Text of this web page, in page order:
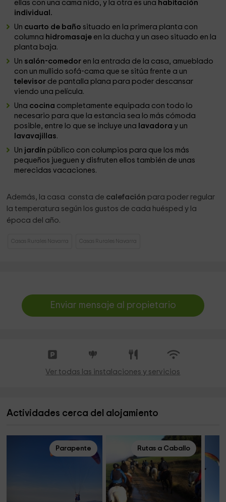
ellas con una cama nido, y la otra es una habitación
individual.
Un cuarto de baño situado en la primera planta con
columna hidromasaje en la ducha y un aseo situado en la
planta baja.
Un salón-comedor en la entrada de la casa, amueblado
con un mullido sofá-cama que se sitúa frente a un
televisor de pantalla plana para poder descansar
viendo una película.
Una cocina completamente equipada con todo lo
necesario para que la estancia sea lo más cómoda
posible, entre lo que se incluye una lavadora y un
lavavajillas.
Un jardín público con columpios para que los más
pequeños jueguen y disfruten ellos también de unas
merecidas vacaciones.
Además, la casa consta de calefación para poder regular
la temperatura según los gustos de cada huésped y la
época del año.
Casas Rurales Navarra Casas Rurales Navarra
Enviar mensaje al propietario
Ver todas las instalaciones y servicios
Actividades cerca del alojamiento
Parapente Rutas a Caballo